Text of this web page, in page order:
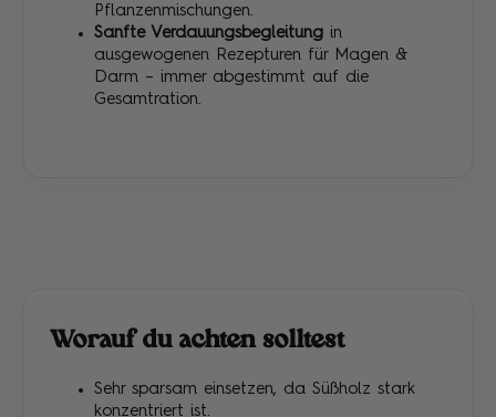
Pflanzenmischungen.
Sanfte Verdauungsbegleitung in
ausgewogenen Rezepturen für Magen &
Darm – immer abgestimmt auf die
Gesamtration.
Worauf du achten solltest
Sehr sparsam einsetzen, da Süßholz stark
konzentriert ist.